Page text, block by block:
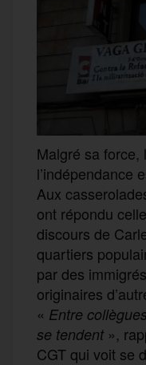
Malgré sa force,
l’indépendance
Aux
ont répondu
discours de
quartiers
par des
originaires
« Entre
se tendent»,
CGT qui voit se